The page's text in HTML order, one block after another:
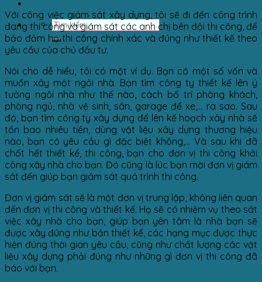
Với công việc giám sát xây dựng, tôi sẽ đi đến công trình
đang thi công và giám sát các anh chị bên đội thi công, để
bảo đảm họ thi công chính xác và đúng như thiết kế theo
yêu cầu của chủ đầu tư.
Nói cho dễ hiểu, tôi có một ví dụ. Bạn có một số vốn và
muốn xây một ngôi nhà. Bạn tìm công ty thiết kế lên ý
tưởng ngôi nhà như thế nào, cách bố trí phòng khách,
phòng ngủ, nhà vệ sinh, sân, garage để xe,… ra sao. Sau
đó, bạn tìm công ty xây dựng để lên kế hoạch xây nhà sẽ
tốn bao nhiêu tiền, dùng vật liệu xây dựng thương hiệu
nào, bạn có yêu cầu gì đặc biệt không,… Và sau khi đã
chốt hết thiết kế, thi công, bạn cho đơn vị thi công khởi
công xây nhà cho bạn. Đó cũng là lúc bạn mời đơn vị giám
sát đến giúp bạn giám sát quá trình thi công.
Đơn vị giám sát sẽ là một đơn vị trung lập, không liên quan
đến đơn vị thi công và thiết kế. Họ sẽ có nhiệm vụ theo sát
việc xây nhà cho bạn, giúp bạn yên tâm là nhà bạn sẽ
được xây đúng như bản thiết kế, các hạng mục được thực
hiện đúng thời gian yêu cầu, cũng như chất lượng các vật
liệu xây dựng phải đúng như những gì đơn vị thi công đã
báo với bạn.